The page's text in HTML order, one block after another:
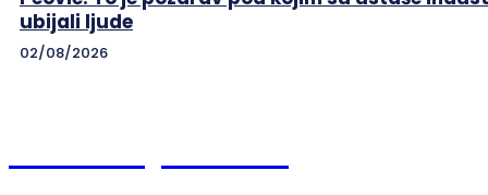
ubijali ljude
02/08/2026